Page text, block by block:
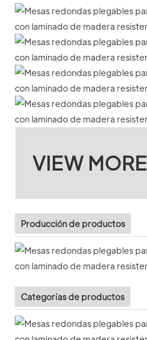
VIEW MORE
Producción de productos
Categorías de productos